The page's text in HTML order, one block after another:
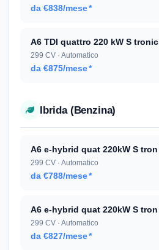
da €838/mese*
A6 TDI quattro 220 kW S
299 CV · Automatico
da €875/mese*
Ibrida (Benzina)
A6 e-hybrid quat 220kW S
299 CV · Automatico
da €788/mese*
A6 e-hybrid quat 220kW S
299 CV · Automatico
da €827/mese*